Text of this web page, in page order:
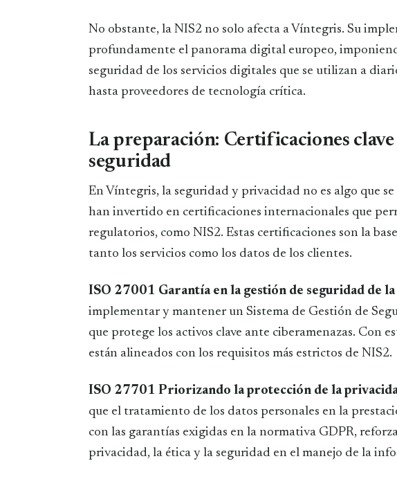
No obstante, la NIS2 no solo afecta a Víntegris. Su
profundamente el panorama digital europeo,
seguridad de los servicios digitales que se utilizan a
hasta proveedores de tecnología crítica.
La preparación: Certificaciones
seguridad
En Víntegris, la seguridad y privacidad no es algo que se
han invertido en certificaciones internacionales que
regulatorios, como NIS2. Estas certificaciones son la
tanto los servicios como los datos de los clientes.
ISO 27001 Garantía en la gestión de seguridad de
implementar y mantener un Sistema de Gestión de
que protege los activos clave ante ciberamenazas. Con
están alineados con los requisitos más estrictos de NIS2.
ISO 27701 Priorizando la protección de la
que el tratamiento de los datos personales en la
con las garantías exigidas en la normativa GDPR,
privacidad, la ética y la seguridad en el manejo de la